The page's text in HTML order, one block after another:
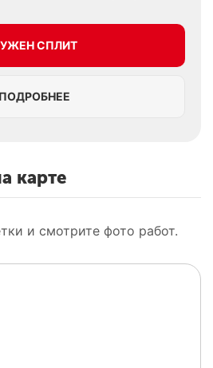
СПЛИТ
ПОДРОБНЕЕ
карте
и смотрите фото работ.